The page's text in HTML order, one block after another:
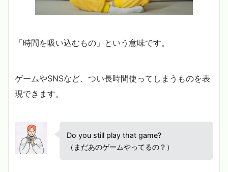
「時間を吸い込むもの」という意味です。
ゲームやSNSなど、つい長時間使ってしまうものを表
現できます。
Do you still play that game?
（まだあのゲームやってるの？）